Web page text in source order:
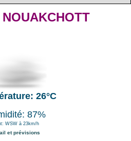
26°C
87%
WSW à 23km/h
et prévisions